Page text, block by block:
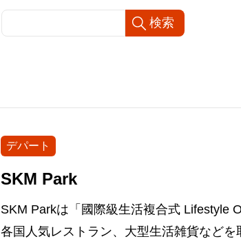
デパート
SKM Park
SKM Parkは「國際級生活複合式 Lifestyle
各国人気レストラン、大型生活雑貨など